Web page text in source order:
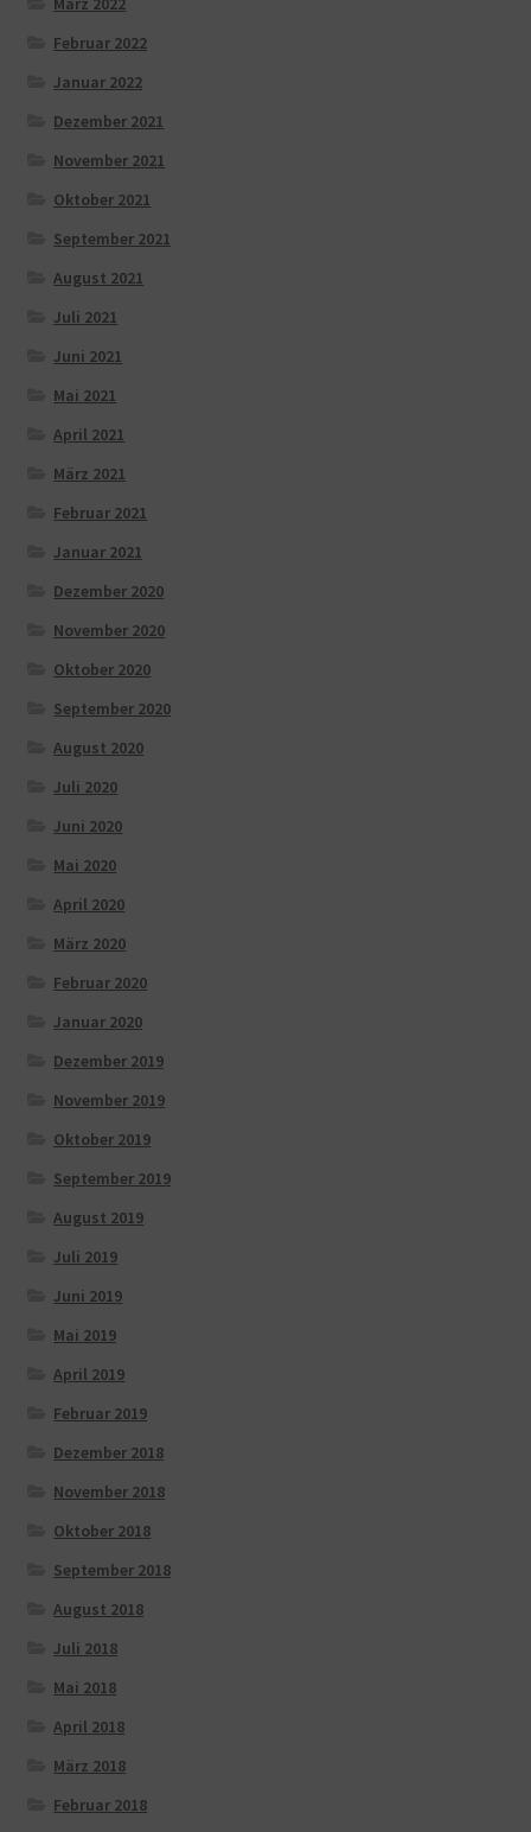
Februar 2022
Januar 2022
Dezember 2021
November 2021
Oktober 2021
September 2021
August 2021
Juli 2021
Juni 2021
Mai 2021
April 2021
März 2021
Februar 2021
Januar 2021
Dezember 2020
November 2020
Oktober 2020
September 2020
August 2020
Juli 2020
Juni 2020
Mai 2020
April 2020
März 2020
Februar 2020
Januar 2020
Dezember 2019
November 2019
Oktober 2019
September 2019
August 2019
Juli 2019
Juni 2019
Mai 2019
April 2019
Februar 2019
Dezember 2018
November 2018
Oktober 2018
September 2018
August 2018
Juli 2018
Mai 2018
April 2018
März 2018
Februar 2018